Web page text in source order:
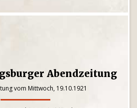
Abendzeitung
vom Mittwoch, 19.10.1921